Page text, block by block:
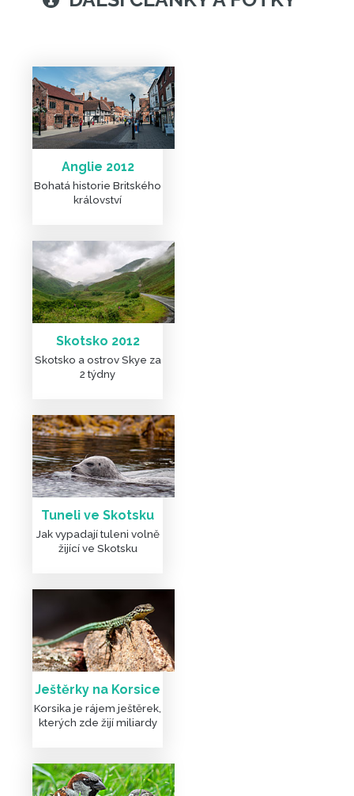
DALŠÍ ČLÁNKY A FOTKY
Anglie 2012
Bohatá historie Britského
království
Skotsko 2012
Skotsko a ostrov Skye za
2 týdny
Tuneli ve Skotsku
Jak vypadají tuleni volně
žijící ve Skotsku
Ještěrky na Korsice
Korsika je rájem ještěrek,
kterých zde žijí miliardy